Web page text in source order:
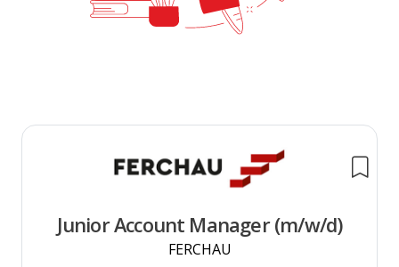
Junior Account Manager (m/w/d)
FERCHAU